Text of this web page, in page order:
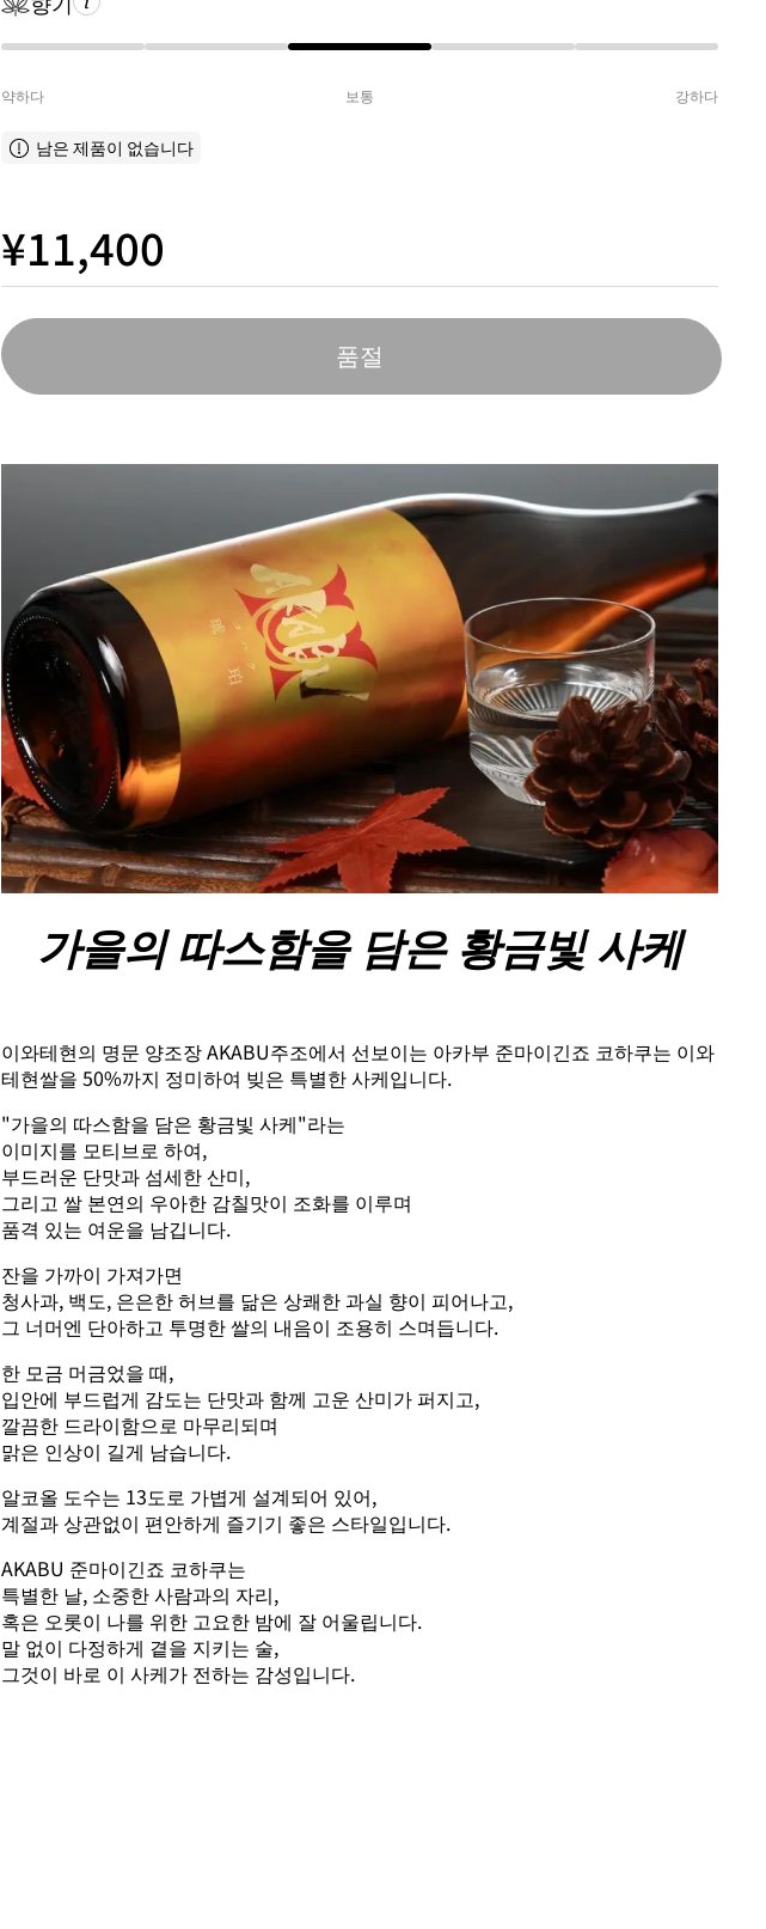
약하다 보통 강하다
남은 제품이 없습니다
¥11,400
품절
가을의 따스함을 담은 황금빛 사케
이와테현의 명문 양조장 AKABU주조에서 선보이는 아카부 준마이긴죠 코하쿠는 이와
테현쌀을 50%까지 정미하여 빚은 특별한 사케입니다.
"가을의 따스함을 담은 황금빛 사케"라는
이미지를 모티브로 하여,
부드러운 단맛과 섬세한 산미,
그리고 쌀 본연의 우아한 감칠맛이 조화를 이루며
품격 있는 여운을 남깁니다.
잔을 가까이 가져가면
청사과, 백도, 은은한 허브를 닮은 상쾌한 과실 향이 피어나고,
그 너머엔 단아하고 투명한 쌀의 내음이 조용히 스며듭니다.
한 모금 머금었을 때,
입안에 부드럽게 감도는 단맛과 함께 고운 산미가 퍼지고,
깔끔한 드라이함으로 마무리되며
맑은 인상이 길게 남습니다.
알코올 도수는 13도로 가볍게 설계되어 있어,
계절과 상관없이 편안하게 즐기기 좋은 스타일입니다.
AKABU 준마이긴죠 코하쿠는
특별한 날, 소중한 사람과의 자리,
혹은 오롯이 나를 위한 고요한 밤에 잘 어울립니다.
말 없이 다정하게 곁을 지키는 술,
그것이 바로 이 사케가 전하는 감성입니다.